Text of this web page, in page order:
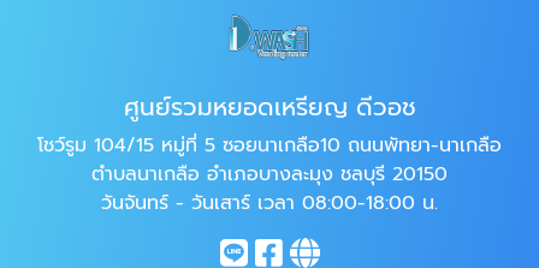
ศูนย์รวมหยอดเหรียญ ดีวอช
โชว์รูม 104/15 หมู่ที่ 5 ซอยนาเกลือ10 ถนนพัทยา-นาเกลือ
ตำบลนาเกลือ อำเภอบางละมุง ชลบุรี 20150
วันจันทร์ - วันเสาร์ เวลา 08:00-18:00 น.